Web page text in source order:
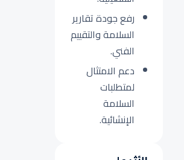
رفع جودة تقارير
السلامة والتقييم
الفني.
دعم الامتثال
لمتطلبات
السلامة
الإنشائية.